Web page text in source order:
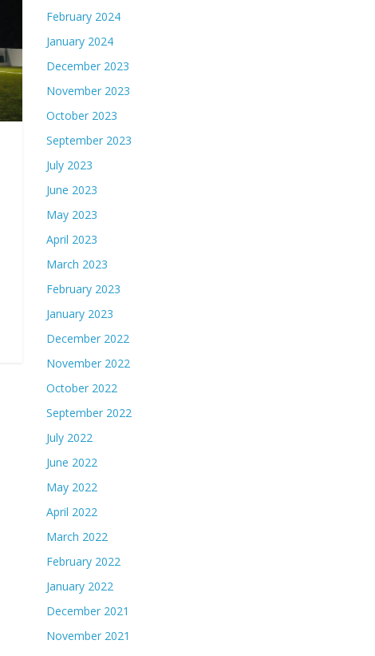
February 2024
January 2024
December 2023
November 2023
October 2023
September 2023
July 2023
June 2023
May 2023
April 2023
March 2023
February 2023
January 2023
December 2022
November 2022
October 2022
September 2022
July 2022
June 2022
May 2022
April 2022
March 2022
February 2022
January 2022
December 2021
November 2021